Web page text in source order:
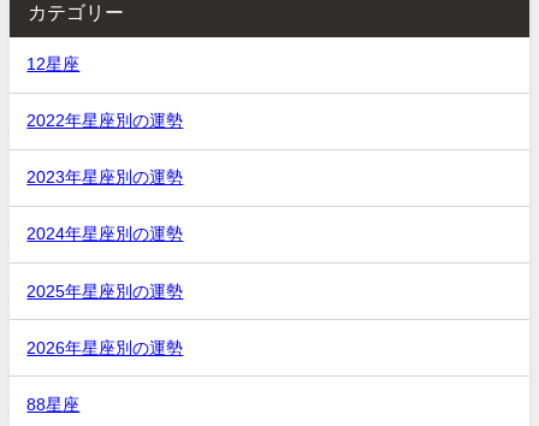
カテゴリー
12星座
2022年星座別の運勢
2023年星座別の運勢
2024年星座別の運勢
2025年星座別の運勢
2026年星座別の運勢
88星座